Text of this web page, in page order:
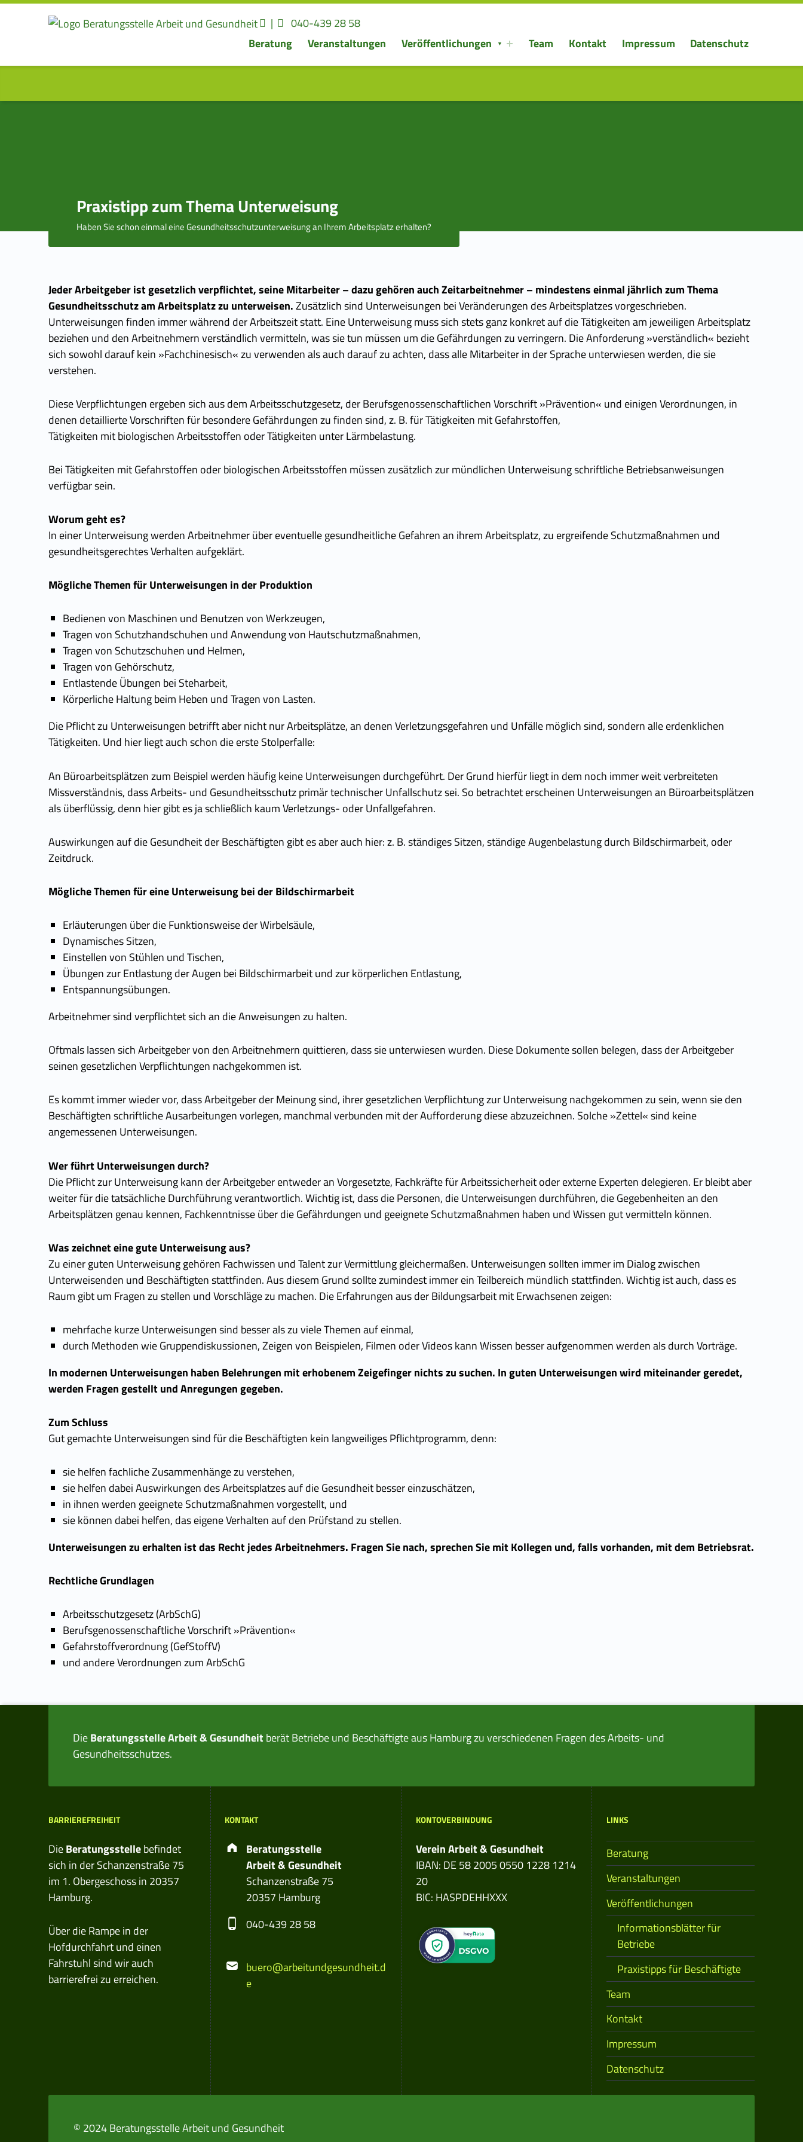
GESUNDHEIT
Kontaktieren Sie uns
| Rufen Sie uns an:
040-439 28 58
Beratung
Veranstaltungen Veröffentlichungen Team Kontakt Impressum Datenschutz
Praxistipp zum Thema Unterweisung
Haben Sie schon einmal eine Gesundheitsschutzunterweisung an Ihrem Arbeitsplatz erhalten?
Jeder Arbeitgeber ist gesetzlich verpflichtet, seine Mitarbeiter – dazu gehören auch Zeitarbeitnehmer – mindestens einmal jährlich zum Thema
Gesundheitsschutz am Arbeitsplatz zu unterweisen.Zusätzlich sind Unterweisungen bei Veränderungen des Arbeitsplatzes vorgeschrieben.
Unterweisungen finden immer während der Arbeitszeit statt. Eine Unterweisung muss sich stets ganz konkret auf die Tätigkeiten am jeweiligen Arbeitsplatz
beziehen und den Arbeitnehmern verständlich vermitteln, was sie tun müssen um die Gefährdungen zu verringern. Die Anforderung »verständlich« bezieht
sich sowohl darauf kein »Fachchinesisch« zu verwenden als auch darauf zu achten, dass alle Mitarbeiter in der Sprache unterwiesen werden, die sie
verstehen.
Diese Verpflichtungen ergeben sich aus dem Arbeitsschutzgesetz, der Berufsgenossenschaftlichen Vorschrift »Prävention« und einigen Verordnungen, in
denen detaillierte Vorschriften für besondere Gefährdungen zu finden sind, z. B. für Tätigkeiten mit Gefahrstoffen,
Tätigkeiten mit biologischen Arbeitsstoffen oder Tätigkeiten unter Lärmbelastung.
Bei Tätigkeiten mit Gefahrstoffen oder biologischen Arbeitsstoffen müssen zusätzlich zur mündlichen Unterweisung schriftliche Betriebsanweisungen
verfügbar sein.
Worum geht es?
In einer Unterweisung werden Arbeitnehmer über eventuelle gesundheitliche Gefahren an ihrem Arbeitsplatz, zu ergreifende Schutzmaßnahmen und
gesundheitsgerechtes Verhalten aufgeklärt.
Mögliche Themen für Unterweisungen in der Produktion
Bedienen von Maschinen und Benutzen von Werkzeugen,
Tragen von Schutzhandschuhen und Anwendung von Hautschutzmaßnahmen,
Tragen von Schutzschuhen und Helmen,
Tragen von Gehörschutz,
Entlastende Übungen bei Steharbeit,
Körperliche Haltung beim Heben und Tragen von Lasten.
Die Pflicht zu Unterweisungen betrifft aber nicht nur Arbeitsplätze, an denen Verletzungsgefahren und Unfälle möglich sind, sondern alle erdenklichen
Tätigkeiten. Und hier liegt auch schon die erste Stolperfalle:
An Büroarbeitsplätzen zum Beispiel werden häufig keine Unterweisungen durchgeführt. Der Grund hierfür liegt in dem noch immer weit verbreiteten
Missverständnis, dass Arbeits- und Gesundheitsschutz primär technischer Unfallschutz sei. So betrachtet erscheinen Unterweisungen an Büroarbeitsplätzen
als überflüssig, denn hier gibt es ja schließlich kaum Verletzungs- oder Unfallgefahren.
Auswirkungen auf die Gesundheit der Beschäftigten gibt es aber auch hier: z. B. ständiges Sitzen, ständige Augenbelastung durch Bildschirmarbeit, oder
Zeitdruck.
Mögliche Themen für eine Unterweisung bei der Bildschirmarbeit
Erläuterungen über die Funktionsweise der Wirbelsäule,
Dynamisches Sitzen,
Einstellen von Stühlen und Tischen,
Übungen zur Entlastung der Augen bei Bildschirmarbeit und zur körperlichen Entlastung,
Entspannungsübungen.
Arbeitnehmer sind verpflichtet sich an die Anweisungen zu halten.
Oftmals lassen sich Arbeitgeber von den Arbeitnehmern quittieren, dass sie unterwiesen wurden. Diese Dokumente sollen belegen, dass der Arbeitgeber
seinen gesetzlichen Verpflichtungen nachgekommen ist.
Es kommt immer wieder vor, dass Arbeitgeber der Meinung sind, ihrer gesetzlichen Verpflichtung zur Unterweisung nachgekommen zu sein, wenn sie den
Beschäftigten schriftliche Ausarbeitungen vorlegen, manchmal verbunden mit der Aufforderung diese abzuzeichnen. Solche »Zettel« sind keine
angemessenen Unterweisungen.
Wer führt Unterweisungen durch?
Die Pflicht zur Unterweisung kann der Arbeitgeber entweder an Vorgesetzte, Fachkräfte für Arbeitssicherheit oder externe Experten delegieren. Er bleibt aber
weiter für die tatsächliche Durchführung verantwortlich. Wichtig ist, dass die Personen, die Unterweisungen durchführen, die Gegebenheiten an den
Arbeitsplätzen genau kennen, Fachkenntnisse über die Gefährdungen und geeignete Schutzmaßnahmen haben und Wissen gut vermitteln können.
Was zeichnet eine gute Unterweisung aus?
Zu einer guten Unterweisung gehören Fachwissen und Talent zur Vermittlung gleichermaßen. Unterweisungen sollten immer im Dialog zwischen
Unterweisenden und Beschäftigten stattfinden. Aus diesem Grund sollte zumindest immer ein Teilbereich mündlich stattfinden. Wichtig ist auch, dass es
Raum gibt um Fragen zu stellen und Vorschläge zu machen. Die Erfahrungen aus der Bildungsarbeit mit Erwachsenen zeigen:
mehrfache kurze Unterweisungen sind besser als zu viele Themen auf einmal,
durch Methoden wie Gruppendiskussionen, Zeigen von Beispielen, Filmen oder Videos kann Wissen besser aufgenommen werden als durch Vorträge.
In modernen Unterweisungen haben Belehrungen mit erhobenem Zeigefinger nichts zu suchen. In guten Unterweisungen wird miteinander geredet,
werden Fragen gestellt und Anregungen gegeben.
Zum Schluss
Gut gemachte Unterweisungen sind für die Beschäftigten kein langweiliges Pflichtprogramm, denn:
sie helfen fachliche Zusammenhänge zu verstehen,
sie helfen dabei Auswirkungen des Arbeitsplatzes auf die Gesundheit besser einzuschätzen,
in ihnen werden geeignete Schutzmaßnahmen vorgestellt, und
sie können dabei helfen, das eigene Verhalten auf den Prüfstand zu stellen.
Unterweisungen zu erhalten ist das Recht jedes Arbeitnehmers. Fragen Sie nach, sprechen Sie mit Kollegen und, falls vorhanden, mit dem Betriebsrat.
Rechtliche Grundlagen
Arbeitsschutzgesetz (ArbSchG)
Berufsgenossenschaftliche Vorschrift »Prävention«
Gefahrstoffverordnung (GefStoffV)
und andere Verordnungen zum ArbSchG
DieBeratungsstelle Arbeit & Gesundheitberät Betriebe und Beschäftigte aus Hamburg zu verschiedenen Fragen des Arbeits- und
Gesundheitsschutzes.
BARRIEREFREIHEIT
DieBeratungsstellebefindet
sich in der Schanzenstraße 75
im 1. Obergeschoss in 20357
Hamburg.
Über die Rampe in der
Hofdurchfahrt und einen
Fahrstuhl sind wir auch
barrierefrei zu erreichen.
KONTAKT
Address:
Beratungsstelle
Arbeit & Gesundheit
Schanzenstraße 75
20357 Hamburg
Phone number:
040-439 28 58
Email address:
buero@arbeitundgesundheit.d
e
KONTOVERBINDUNG
Verein Arbeit & Gesundheit
IBAN: DE 58 2005 0550 1228 1214
20
BIC: HASPDEHHXXX
LINKS
Beratung
Veranstaltungen
Veröffentlichungen
Informationsblätter für
Betriebe
Praxistipps für Beschäftigte
Team
Kontakt
Impressum
Datenschutz
© 2024 Beratungsstelle Arbeit und Gesundheit